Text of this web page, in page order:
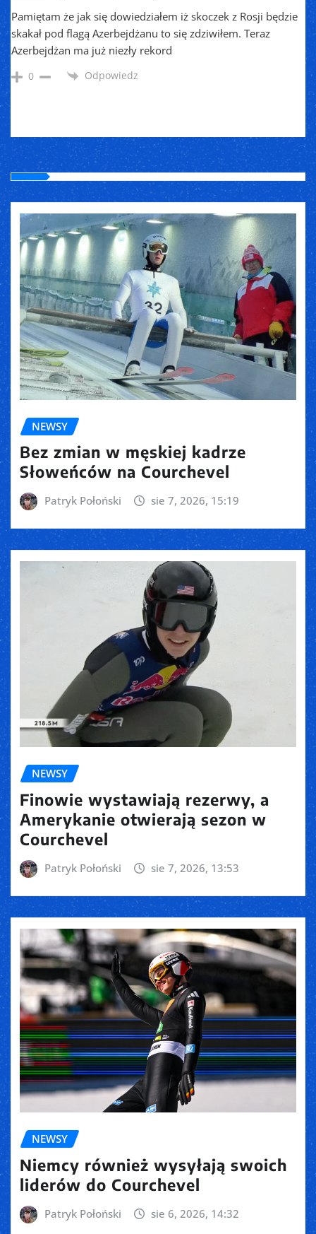
Pamiętam że jak się dowiedziałem iż skoczek z Rosji będzie
skakał pod flagą Azerbejdżanu to się zdziwiłem. Teraz
Azerbejdżan ma już niezły rekord
0 Odpowiedz
NEWSY
Bez zmian w męskiej kadrze
Słoweńców na Courchevel
Patryk Połoński sie 7, 2026, 15:19
NEWSY
Finowie wystawiają rezerwy, a
Amerykanie otwierają sezon w
Courchevel
Patryk Połoński sie 7, 2026, 13:53
NEWSY
Niemcy również wysyłają swoich
liderów do Courchevel
Patryk Połoński sie 6, 2026, 14:32